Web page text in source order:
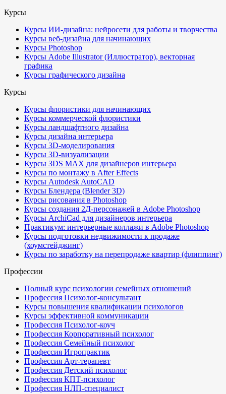
Курсы
Курсы ИИ-дизайна: нейросети для работы и творчества
Курсы веб-дизайна для начинающих
Курсы Photoshop
Курсы Adobe Illustrator (Иллюстратор), векторная
графика
Курсы графического дизайна
Курсы
Курсы флористики для начинающих
Курсы коммерческой флористики
Курсы ландшафтного дизайна
Курсы дизайна интерьера
Курсы 3D-моделирования
Курсы 3D-визуализации
Курсы 3DS MAX для дизайнеров интерьера
Курсы по монтажу в After Effects
Курсы Autodesk AutoCAD
Курсы Блендера (Blender 3D)
Курсы рисования в Photoshop
Курсы создания 2Д-персонажей в Adobe Photoshop
Курсы ArchiCad для дизайнеров интерьера
Практикум: интерьерные коллажи в Adobe Photoshop
Курсы подготовки недвижимости к продаже
(хоумстейджинг)
Курсы по заработку на перепродаже квартир (флиппинг)
Профессии
Полный курс психологии семейных отношений
Профессия Психолог-консультант
Курсы повышения квалификации психологов
Курсы эффективной коммуникации
Профессия Психолог-коуч
Профессия Корпоративный психолог
Профессия Семейный психолог
Профессия Игропрактик
Профессия Арт-терапевт
Профессия Детский психолог
Профессия КПТ-психолог
Профессия НЛП-специалист